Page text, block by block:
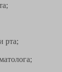
рта;